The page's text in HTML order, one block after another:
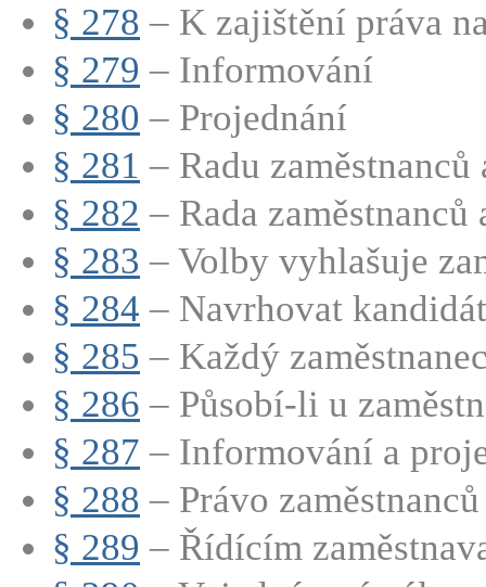
§ 278 – K zajištění práva
§ 279 – Informování
§ 280 – Projednání
§ 281 – Radu zaměstnanců
§ 282 – Rada zaměstnanců
§ 283 – Volby vyhlašuje
§ 284 – Navrhovat
§ 285 – Každý
§ 286 – Působí-li u
§ 287 – Informování a
§ 288 – Právo
§ 289 – Řídícím